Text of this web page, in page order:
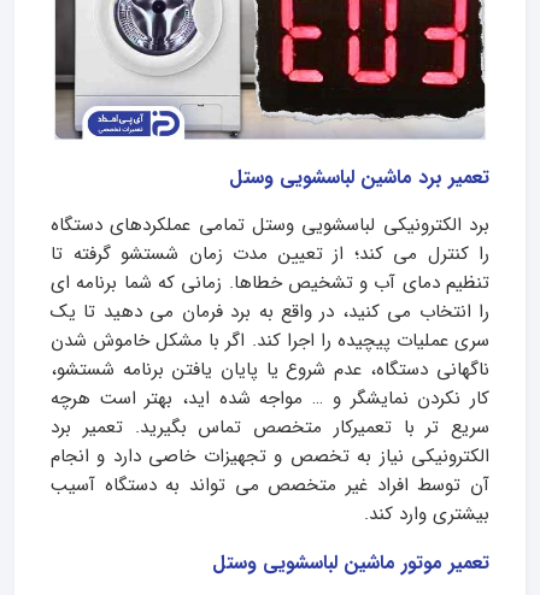
تعمیر برد ماشین لباسشویی وستل
برد الکترونیکی لباسشویی وستل تمامی عملکردهای دستگاه
را کنترل می کند؛ از تعیین مدت زمان شستشو گرفته تا
تنظیم دمای آب و تشخیص خطاها. زمانی که شما برنامه ای
را انتخاب می کنید، در واقع به برد فرمان می دهید تا یک
سری عملیات پیچیده را اجرا کند. اگر با مشکل خاموش شدن
ناگهانی دستگاه، عدم شروع یا پایان یافتن برنامه شستشو،
کار نکردن نمایشگر و … مواجه شده اید، بهتر است هرچه
سریع تر با تعمیرکار متخصص تماس بگیرید. تعمیر برد
الکترونیکی نیاز به تخصص و تجهیزات خاصی دارد و انجام
آن توسط افراد غیر متخصص می تواند به دستگاه آسیب
بیشتری وارد کند.
تعمیر موتور ماشین لباسشویی وستل